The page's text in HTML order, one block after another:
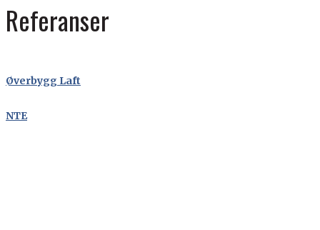
Referanser
Øverbygg Laft
NTE